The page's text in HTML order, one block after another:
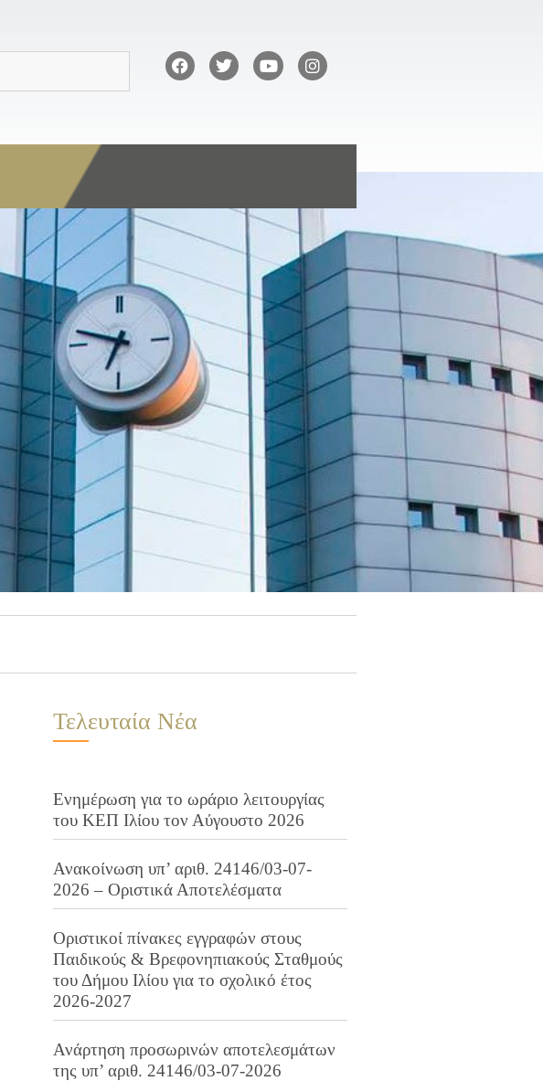
Τελευταία Νέα
Ενημέρωση για το ωράριο λειτουργίας
του ΚΕΠ Ιλίου τον Αύγουστο 2026
Ανακοίνωση υπ’ αριθ. 24146/03-07-
2026 – Οριστικά Αποτελέσματα
Οριστικοί πίνακες εγγραφών στους
Παιδικούς & Βρεφονηπιακούς Σταθμούς
του Δήμου Ιλίου για το σχολικό έτος
2026-2027
Ανάρτηση προσωρινών αποτελεσμάτων
της υπ’ αριθ. 24146/03-07-2026